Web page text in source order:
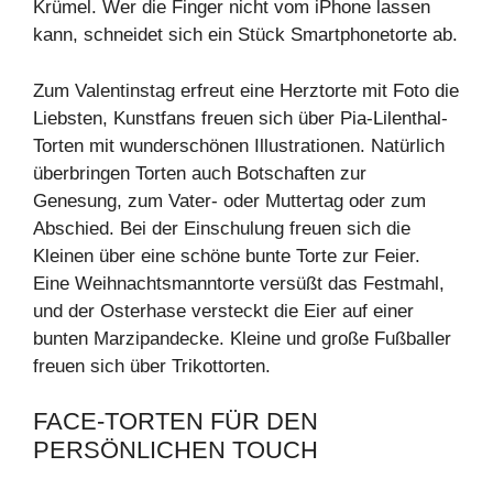
Krümel. Wer die Finger nicht vom iPhone lassen
kann, schneidet sich ein Stück Smartphonetorte ab.
Zum Valentinstag erfreut eine Herztorte mit Foto die
Liebsten, Kunstfans freuen sich über Pia-Lilenthal-
Torten mit wunderschönen Illustrationen. Natürlich
überbringen Torten auch Botschaften zur
Genesung, zum Vater- oder Muttertag oder zum
Abschied. Bei der Einschulung freuen sich die
Kleinen über eine schöne bunte Torte zur Feier.
Eine Weihnachtsmanntorte versüßt das Festmahl,
und der Osterhase versteckt die Eier auf einer
bunten Marzipandecke. Kleine und große Fußballer
freuen sich über Trikottorten.
FACE-TORTEN FÜR DEN
PERSÖNLICHEN TOUCH